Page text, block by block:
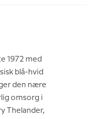
1972 med
blå-hvid
den nære
omsorg i
Thelander,